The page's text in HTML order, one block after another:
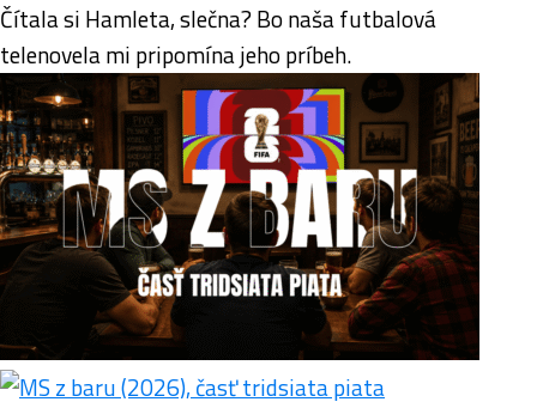
Čítala si Hamleta, slečna? Bo naša futbalová
telenovela mi pripomína jeho príbeh.